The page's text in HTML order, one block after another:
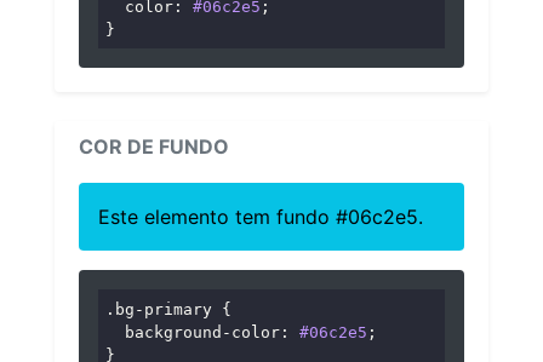
color : #06c2e5 ;
}
COR DE FUNDO
Este elemento tem fundo #06c2e5.
.bg-primary {
background-color : #06c2e5 ;
}